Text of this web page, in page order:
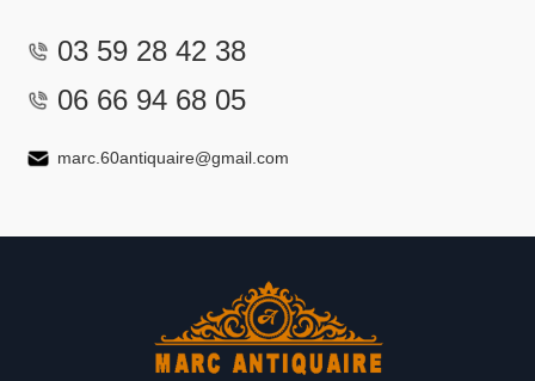
03 59 28 42 38
06 66 94 68 05
marc.60antiquaire@gmail.com